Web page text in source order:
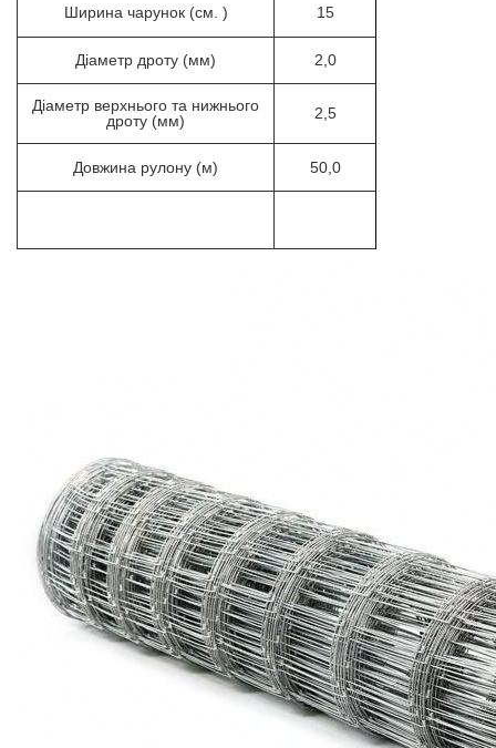
Ширина чарунок (см. ) 15
Діаметр дроту (мм) 2,0
Діаметр верхнього та нижнього
дроту (мм)
2,5
Довжина рулону (м) 50,0